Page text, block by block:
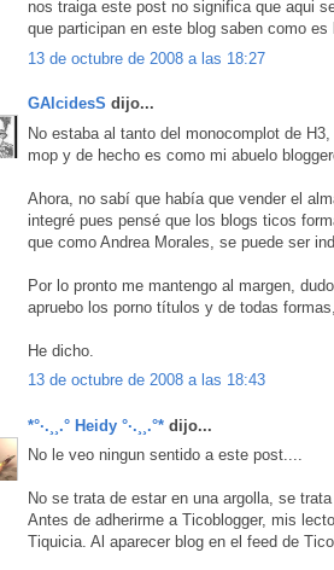
nos traiga este post no significa que aqui
que participan en este blog saben como es
13 de octubre de 2008 a las 18:27
GAlcidesS dijo...
No estaba al tanto del monocomplot de
mop y de hecho es como mi abuelo
Ahora, no sabí que había que vender el
integré pues pensé que los blogs ticos
que como Andrea Morales, se puede ser
Por lo pronto me mantengo al margen,
apruebo los porno títulos y de todas
He dicho.
13 de octubre de 2008 a las 18:43
*°·.¸¸.° Heidy °·.¸¸.°* dijo...
No le veo ningun sentido a este post....
No se trata de estar en una argolla, se
Antes de adherirme a Ticoblogger, mis
Tiquicia. Al aparecer blog en el feed de